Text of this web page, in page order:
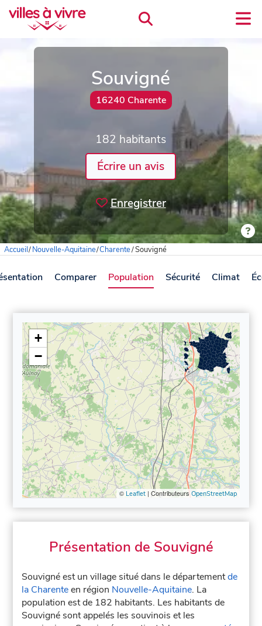
Souvigné
16240 Charente
182 habitants
Écrire un avis
Enregistrer
Accueil/Nouvelle-Aquitaine/Charente/Souvigné
Comparer Population Sécurité Climat
+
−
© Leaflet| Contributeurs OpenStreetMap
Présentation de Souvigné
Souvigné est un village situé dans le départementde
la Charenteen région Nouvelle-Aquitaine. La
population est de 182 habitants. Les habitants de
Souvigné sont appelés les souvinois et les